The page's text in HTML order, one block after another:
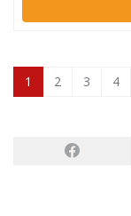
1 2 3 4